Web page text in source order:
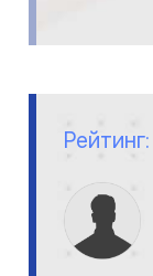
Рейтинг: